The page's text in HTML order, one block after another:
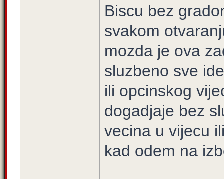
Biscu bez
svakom
mozda je ova
sluzbeno sve
ili opcinskog
dogadjaje bez
vecina u vijecu
kad odem na